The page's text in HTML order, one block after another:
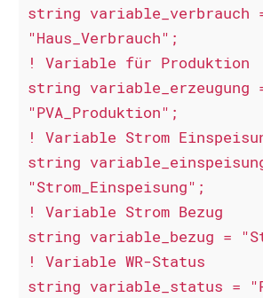
string variable_verbrauch
"Haus_Verbrauch";
! Variable für Produktion
string variable_erzeugung
"PVA_Produktion";
! Variable Strom
string
"Strom_Einspeisung";
! Variable Strom Bezug
string variable_bezug =
! Variable WR-Status
string variable_status =